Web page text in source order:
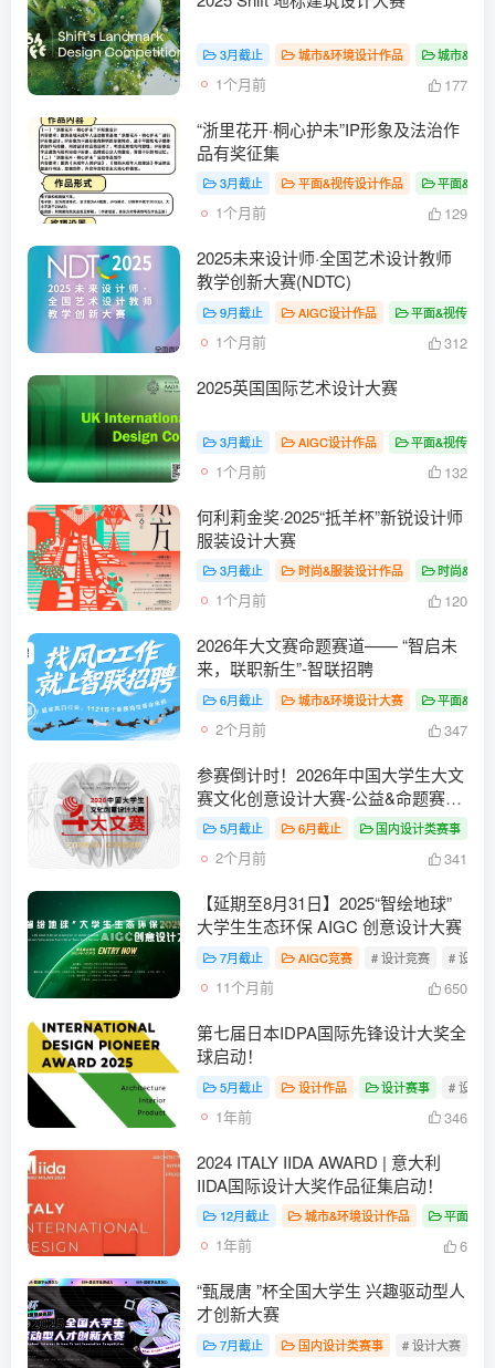
3月截止 城市&环境设计作品 城市&环
1个月前 177
“浙里花开·桐心护未”IP形象及法治作
品有奖征集
3月截止 平面&视传设计作品 平面&视
1个月前 129
2025未来设计师·全国艺术设计教师
教学创新大赛(NDTC)
9月截止 AIGC设计作品 平面&视传设
1个月前 312
2025英国国际艺术设计大赛
3月截止 AIGC设计作品 平面&视传设
1个月前 132
何利莉金奖·2025“抵羊杯”新锐设计师
服装设计大赛
3月截止 时尚&服装设计作品 时尚&服
1个月前 120
2026年大文赛命题赛道—— “智启未
来，联职新生”-智联招聘
6月截止 城市&环境设计大赛 平面&视
2个月前 347
参赛倒计时！2026年中国大学生大文
赛文化创意设计大赛-公益&命题赛道-
大文赛
5月截止 6月截止 国内设计类赛事
2个月前 341
【延期至8月31日】2025“智绘地球”
大学生生态环保 AIGC 创意设计大赛
7月截止 AIGC竞赛 # 设计竞赛 # 设计
11个月前 650
第七届日本IDPA国际先锋设计大奖全
球启动！
5月截止 设计作品 设计赛事 # 设计
1年前 346
2024 ITALY IIDA AWARD | 意大利
IIDA国际设计大奖作品征集启动！
12月截止 城市&环境设计作品 平面&视
1年前 6
“甄晟唐 ”杯全国大学生 兴趣驱动型人
才创新大赛
7月截止 国内设计类赛事 # 设计大赛